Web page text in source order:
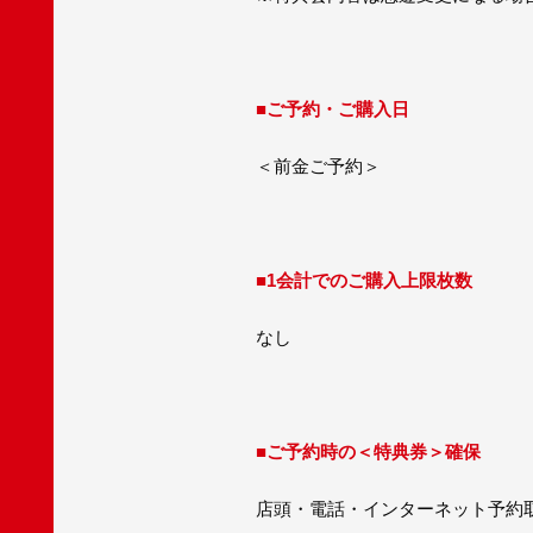
■ご予約・ご購入日
＜前金ご予約＞
■1会計でのご購入上限枚数
なし
■ご予約時の＜特典券＞確保
店頭・電話・インターネット予約